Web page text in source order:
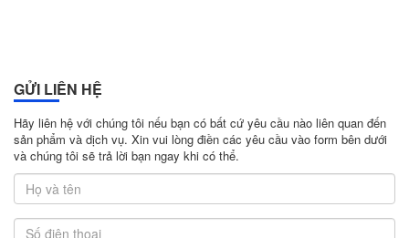
GỬI LIÊN HỆ
Hãy liên hệ với chúng tôi nếu bạn có bất cứ yêu cầu nào liên quan đến
sản phẩm và dịch vụ. Xin vui lòng điền các yêu cầu vào form bên dưới
và chúng tôi sẽ trả lời bạn ngay khi có thể.